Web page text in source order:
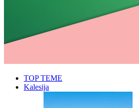
TOP TEME
Kalesija